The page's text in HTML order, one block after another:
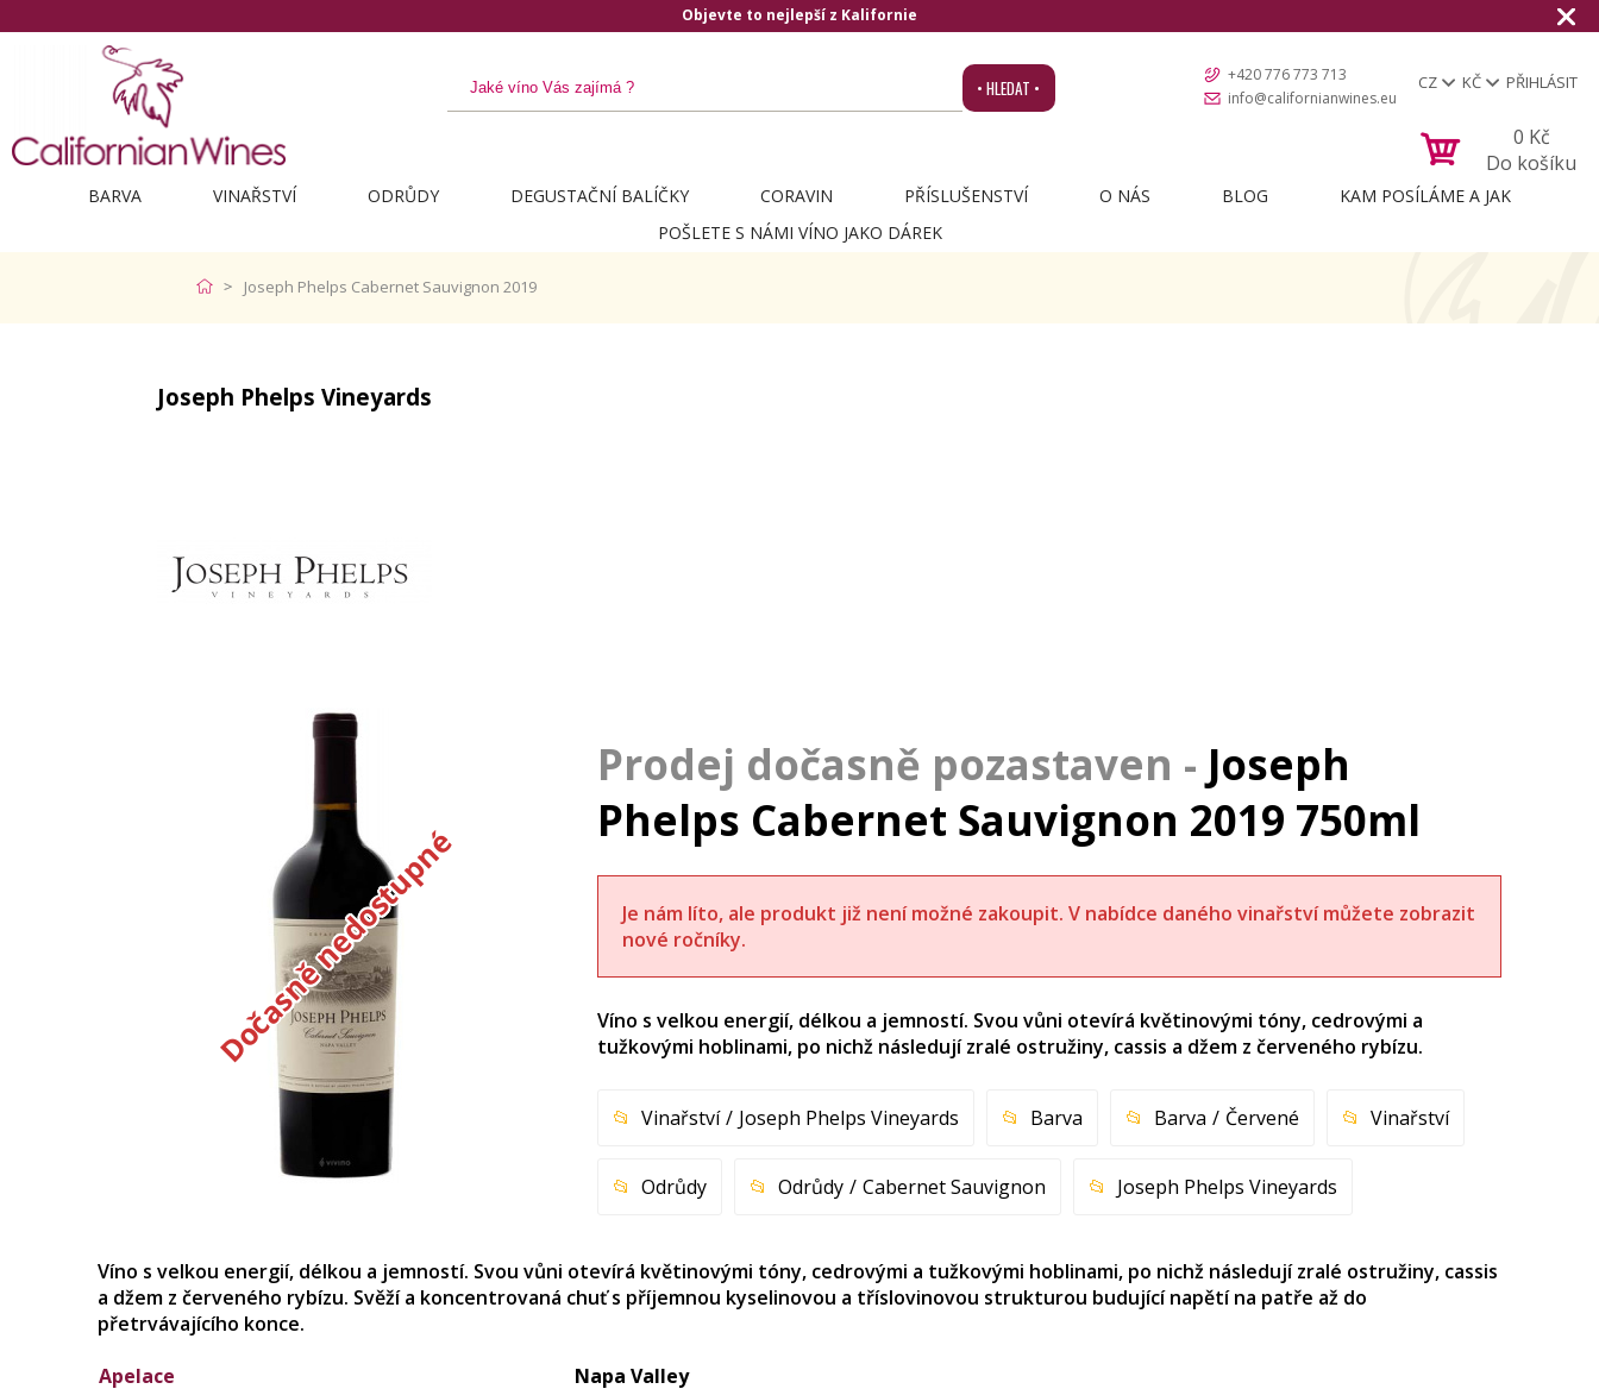
Objevte to nejlepší z Kalifornie
• HLEDAT •
+420 776 773 713
info@californianwines.eu
CZ KČ PŘIHLÁSIT
0 Kč
Do košíku
BARVA VINAŘSTVÍ ODRŮDY DEGUSTAČNÍ BALÍČKY CORAVIN PŘÍSLUŠENSTVÍ O NÁS BLOG
KAM POSÍLÁME A JAK
POŠLETE S NÁMI VÍNO JAKO DÁREK
Joseph Phelps Cabernet Sauvignon 2019
Joseph Phelps Vineyards
Dočasně nedostupné
Joseph
Phelps Cabernet Sauvignon 2019 750ml
Je nám líto, ale produkt již není možné zakoupit. V nabídce daného vinařství můžete zobrazit
nové ročníky.
Víno s velkou energií, délkou a jemností. Svou vůni otevírá květinovými tóny, cedrovými a
tužkovými hoblinami, po nichž následují zralé ostružiny, cassis a džem z červeného rybízu.
Vinařství Joseph Phelps Vineyards Barva Barva Červené Vinařství
Odrůdy Odrůdy Cabernet Sauvignon Joseph Phelps Vineyards
Apelace
Napa Valley
Víno s velkou energií, délkou a jemností. Svou vůni otevírá květinovými tóny, cedrovými a tužkovými hoblinami, po nichž následují zralé ostružiny, cassis
a džem z červeného rybízu. Svěží a koncentrovaná chuť s příjemnou kyselinovou a tříslovinovou strukturou budující napětí na patře až do
přetrvávajícího konce.